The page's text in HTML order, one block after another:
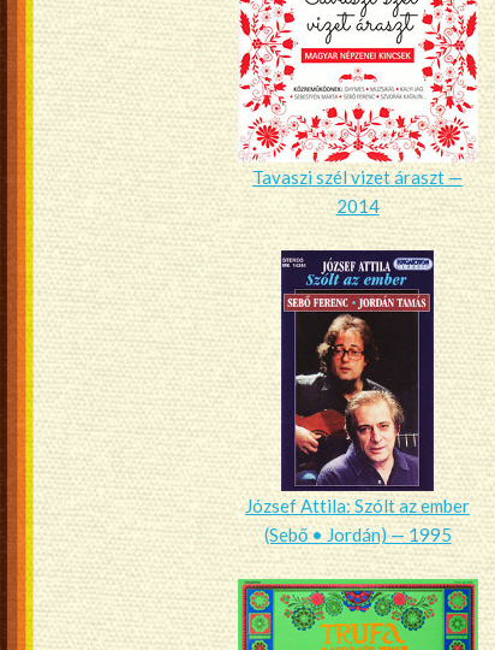
Tavaszi szél vizet áraszt —
2014
József Attila: Szólt az ember
(Sebő • Jordán) — 1995